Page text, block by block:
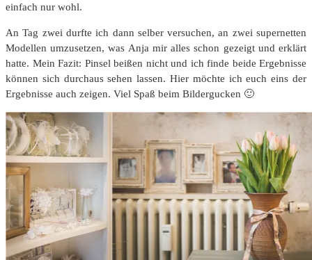
einfach nur wohl.
An Tag zwei durfte ich dann selber versuchen, an zwei supernetten
Modellen umzusetzen, was Anja mir alles schon gezeigt und erklärt
hatte. Mein Fazit: Pinsel beißen nicht und ich finde beide Ergebnisse
können sich durchaus sehen lassen. Hier möchte ich euch eins der
Ergebnisse auch zeigen. Viel Spaß beim Bildergucken 🙂